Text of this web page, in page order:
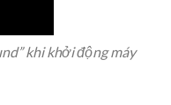
khi khởi động máy